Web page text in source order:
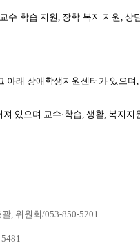
·학습 지원, 장학·복지 지원, 상
아래 장애학생지원센터가 있으
있으며 교수·학습, 생활, 복지
, 위원회/053-850-5201